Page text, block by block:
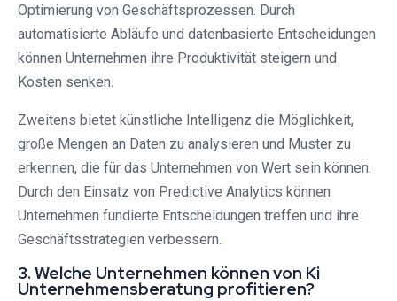
Optimierung von Geschäftsprozessen. Durch
automatisierte Abläufe und datenbasierte Entscheidungen
können Unternehmen ihre Produktivität steigern und
Kosten senken.
Zweitens bietet künstliche Intelligenz die Möglichkeit,
große Mengen an Daten zu analysieren und Muster zu
erkennen, die für das Unternehmen von Wert sein können.
Durch den Einsatz von Predictive Analytics können
Unternehmen fundierte Entscheidungen treffen und ihre
Geschäftsstrategien verbessern.
3. Welche Unternehmen können von Ki
Unternehmensberatung profitieren?